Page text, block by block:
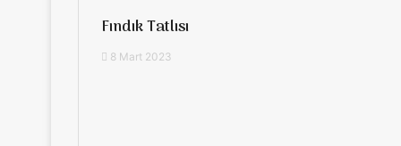
Fındık Tatlısı
8 Mart 2023